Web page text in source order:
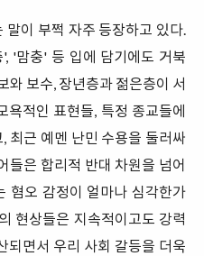
말이 부쩍 자주 등장하고 있다.
'맘충' 등 입에 담기에도 거북
와 보수, 장년층과 젊은층이 서
욕적인 표현들, 특정 종교들에
최근 예멘 난민 수용을 둘러싸
들은 합리적 반대 차원을 넘어
혐오 감정이 얼마나 심각한가
현상들은 지속적이고도 강력
되면서 우리 사회 갈등을 더욱